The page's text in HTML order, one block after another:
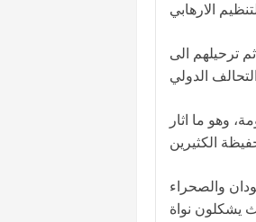
تسليمهم ثم ترحيلهم الى
وهو ما اثار
والصحراء
يشكلون نواة